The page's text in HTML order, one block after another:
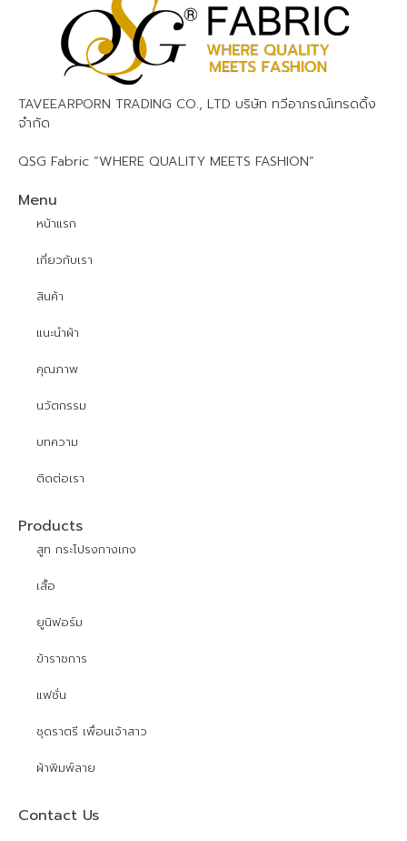
TAVEEARPORN TRADING CO., LTD บริษัท ทวีอาภรณ์เทรดดิ้ง
จำกัด
QSG Fabric “WHERE QUALITY MEETS FASHION”
Menu
หน้าแรก
เกี่ยวกับเรา
สินค้า
แนะนำผ้า
คุณภาพ
นวัตกรรม
บทความ
ติดต่อเรา
Products
สูท กระโปรงกางเกง
เสื้อ
ยูนิฟอร์ม
ข้าราชการ
แฟชั่น
ชุดราตรี เพื่อนเจ้าสาว
ผ้าพิมพ์ลาย
Contact Us